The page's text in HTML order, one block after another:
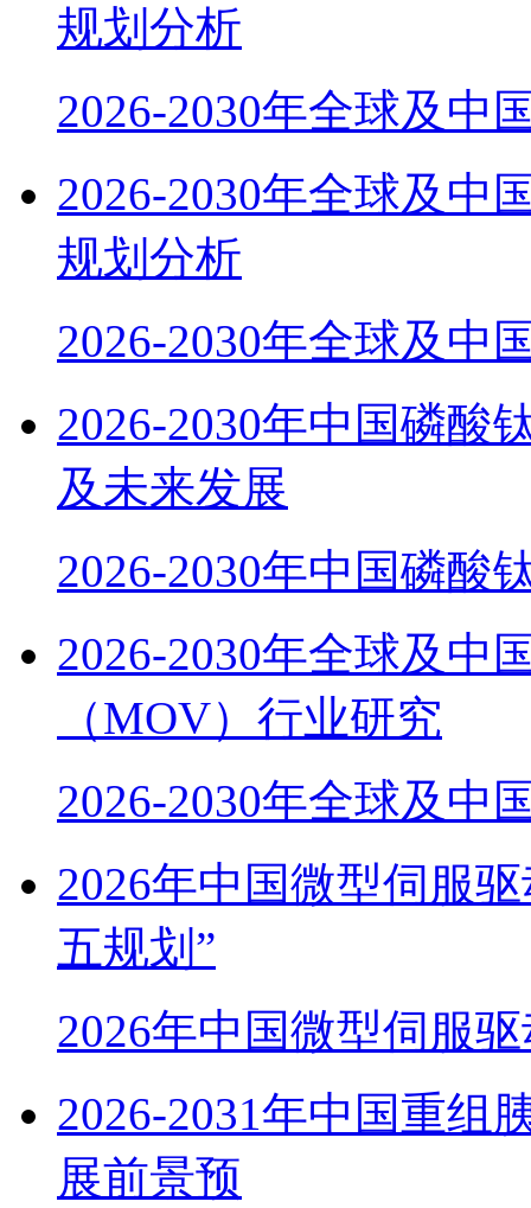
规划分析
2026-2030年全球及中
2026-2030年全球及中
规划分析
2026-2030年全球及中
2026-2030年中国磷酸
及未来发展
2026-2030年中国磷酸
2026-2030年全球及中
（MOV）行业研究
2026-2030年全球及中
2026年中国微型伺服
五规划”
2026年中国微型伺服
2026-2031年中国重组
展前景预